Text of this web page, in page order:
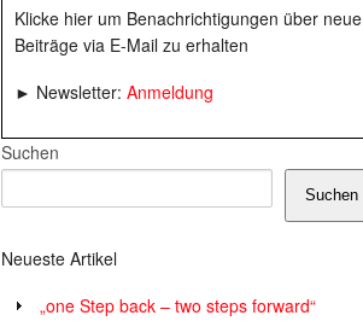
Klicke hier um Benachrichtigungen über neue
Beiträge via E-Mail zu erhalten
► Newsletter: Anmeldung
Suchen
Suchen
Neueste Artikel
„one Step back – two steps forward“